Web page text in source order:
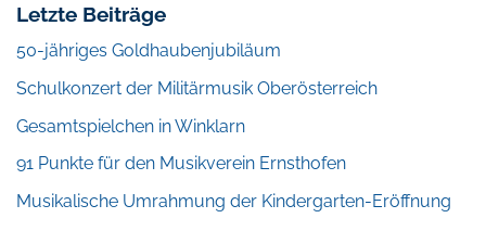
Letzte Beiträge
50-jähriges Goldhaubenjubiläum
Schulkonzert der Militärmusik Oberösterreich
Gesamtspielchen in Winklarn
91 Punkte für den Musikverein Ernsthofen
Musikalische Umrahmung der Kindergarten-Eröffnung